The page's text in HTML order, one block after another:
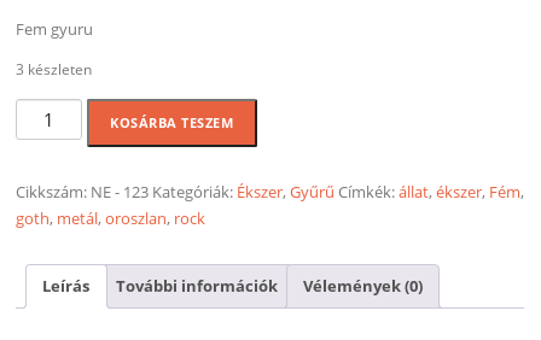
Fem gyuru
3 készleten
Lion
king
gyuru
mennyiség
KOSÁRBA TESZEM
Cikkszám: NE - 123 Kategóriák: Ékszer,Gyűrű Címkék:állat,ékszer, Fém,
goth, metál,oroszlan, rock
Leírás További információk Vélemények (0)